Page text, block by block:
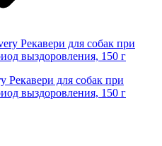
Рекавери для собак при
выздоровления, 150 г